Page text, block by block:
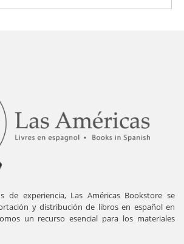
de experiencia, Las Américas Bookstore se
y distribución de libros en español en
un recurso esencial para los materiales